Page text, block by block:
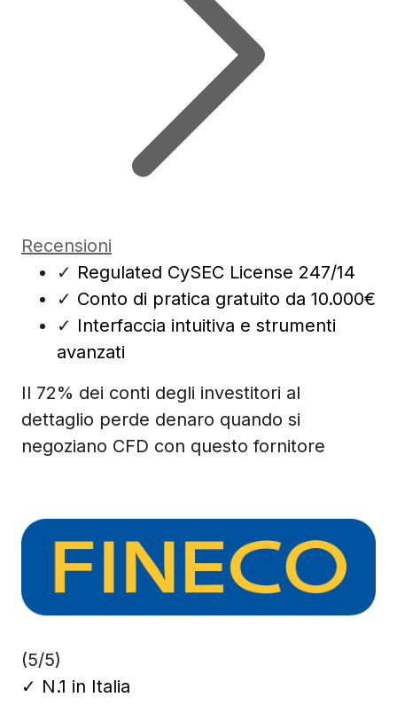
Recensioni
✓ Regulated CySEC License 247/14
✓ Conto di pratica gratuito da 10.000€
✓ Interfaccia intuitiva e strumenti
avanzati
Il 72% dei conti degli investitori al
dettaglio perde denaro quando si
negoziano CFD con questo fornitore
(5/5)
✓ N.1 in Italia